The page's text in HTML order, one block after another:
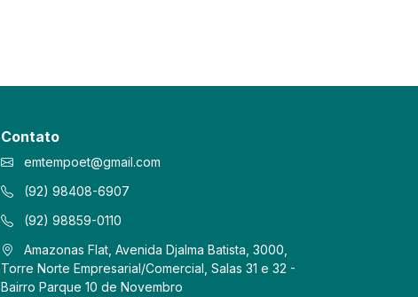
Contato
emtempoet@gmail.com
(92) 98408-6907
(92) 98859-0110
Amazonas Flat, Avenida Djalma Batista, 3000,
Torre Norte Empresarial/Comercial, Salas 31 e 32 -
Bairro Parque 10 de Novembro